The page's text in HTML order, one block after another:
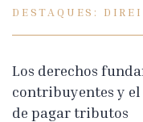
DESTAQUES:
Los derechos
contribuyentes y
de pagar tributos